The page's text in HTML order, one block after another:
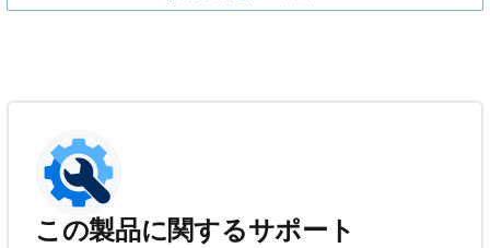
この製品に関するサポート